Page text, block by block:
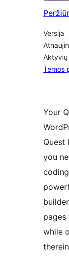
Versija
Aktyvių
Temos
Your
Quest
you
while